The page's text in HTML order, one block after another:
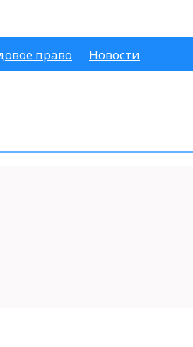
право Новости